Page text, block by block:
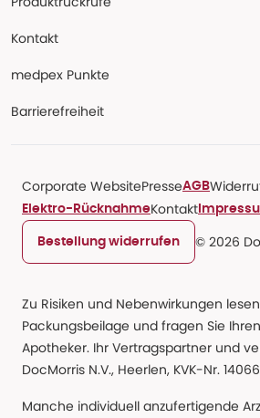
Kontakt
medpex Punkte
Barrierefreiheit
Corporate WebsitePresseAGB
Elektro-RücknahmeKontakt
Bestellung widerrufen © 2026
Zu Risiken und Nebenwirkungen
Packungsbeilage und fragen Sie
Apotheker. Ihr Vertragspartner und
DocMorris N.V., Heerlen, KVK-Nr.
Manche individuell anzufertigende